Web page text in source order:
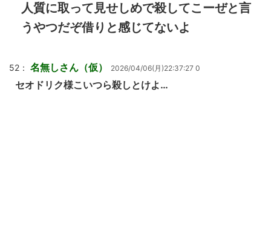
人質に取って見せしめで殺してこーぜと言
うやつだぞ借りと感じてないよ
52： 名無しさん（仮） 2026/04/06(月)22:37:27 0
セオドリク様こいつら殺しとけよ…